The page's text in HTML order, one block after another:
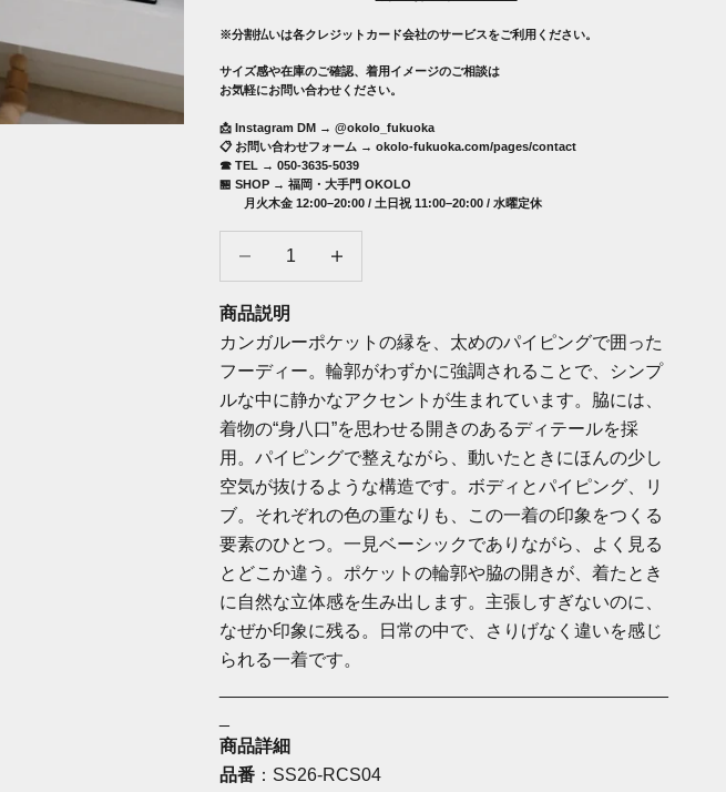
※分割払いは各クレジットカード会社のサービスをご利用ください。
サイズ感や在庫のご確認、着用イメージのご相談は
お気軽にお問い合わせください。
📩 Instagram DM →@okolo_fukuoka
📋 お問い合わせフォーム → okolo-fukuoka.com/pages/contact
☎︎ TEL → 050-3635-5039
🏪 SHOP →福岡・大手門 OKOLO
月火木金 12:00–20:00 / 土日祝 11:00–20:00 / 水曜定休
数量を減らす
商品説明
カンガルーポケットの縁を、太めのパイピングで囲った
フーディー。輪郭がわずかに強調されることで、シンプ
ルな中に静かなアクセントが生まれています。脇には、
着物の“身八口”を思わせる開きのあるディテールを採
用。パイピングで整えながら、動いたときにほんの少し
空気が抜けるような構造です。ボディとパイピング、リ
ブ。それぞれの色の重なりも、この一着の印象をつくる
要素のひとつ。一見ベーシックでありながら、よく見る
とどこか違う。ポケットの輪郭や脇の開きが、着たとき
に自然な立体感を生み出します。主張しすぎないのに、
なぜか印象に残る。日常の中で、さりげなく違いを感じ
られる一着です。
商品詳細
品番 ：SS26-RCS04